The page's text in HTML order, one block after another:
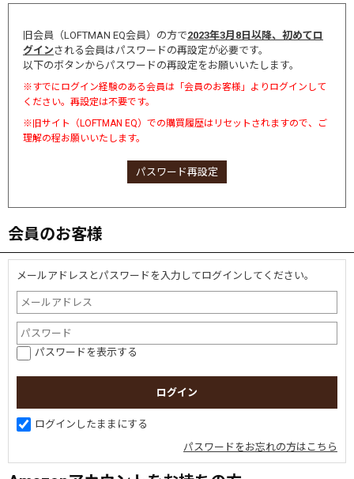
旧会員（LOFTMAN EQ会員）の方で2023年3月8日以降、初めてロ
グインされる会員はパスワードの再設定が必要です。
以下のボタンからパスワードの再設定をお願いいたします。
※すでにログイン経験のある会員は「会員のお客様」よりログインして
ください。再設定は不要です。
※旧サイト（LOFTMAN EQ）での購買履歴はリセットされますので、ご
理解の程お願いいたします。
パスワード再設定
会員のお客様
メールアドレスとパスワードを入力してログインしてください。
パスワードを表示する
ログインしたままにする
パスワードをお忘れの方はこちら